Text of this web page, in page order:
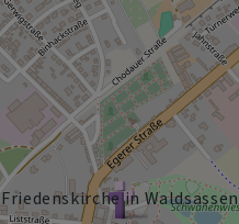
Friedenskirche in Waldsassen